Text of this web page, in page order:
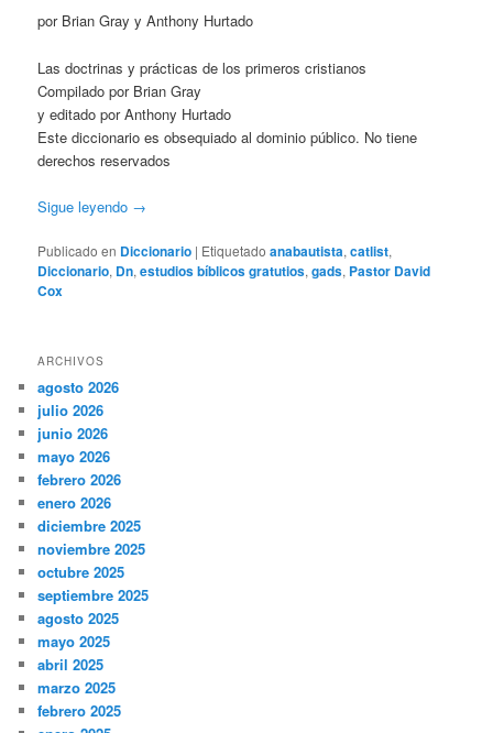
por Brian Gray y Anthony Hurtado
Las doctrinas y prácticas de los primeros cristianos
Compilado por Brian Gray
y editado por Anthony Hurtado
Este diccionario es obsequiado al dominio público. No tiene
derechos reservados
Sigue leyendo →
Publicado en Diccionario | Etiquetado anabautista,catlist,
Diccionario, Dn,estudios bíblicos gratutios,gads, Pastor David
Cox
ARCHIVOS
agosto 2026
julio 2026
junio 2026
mayo 2026
febrero 2026
enero 2026
diciembre 2025
noviembre 2025
octubre 2025
septiembre 2025
agosto 2025
mayo 2025
abril 2025
marzo 2025
febrero 2025